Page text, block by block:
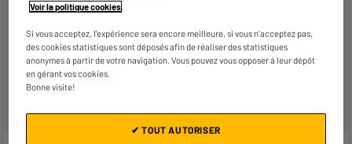
Nous reprenonsgratuitementvotre ancien appareil.
En savoir +
Garantie :
Voir la politique cookies.
Si vous acceptez, l'expérience sera encore meilleure, si vous n'acceptez pas,
des cookies statistiques sont déposés afin de réaliser des statistiques
anonymes à partir de votre navigation. Vous pouvez vous opposer à leur dépôt
en gérant vos cookies.
Bonne visite!
✔ TOUT AUTORISER